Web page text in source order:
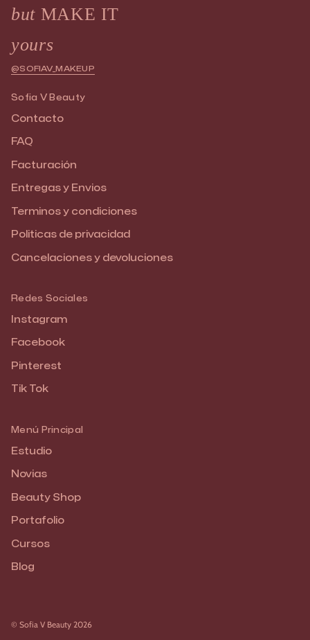
butMAKE IT
yours
@SOFIAV_MAKEUP
Sofia V Beauty
Contacto
FAQ
Facturación
Entregas y Envios
Terminos y condiciones
Politicas de privacidad
Cancelaciones y devoluciones
Redes Sociales
Instagram
Facebook
Pinterest
Tik Tok
Menú Principal
Estudio
Novias
Beauty Shop
Portafolio
Cursos
Blog
© Sofia V Beauty 2026